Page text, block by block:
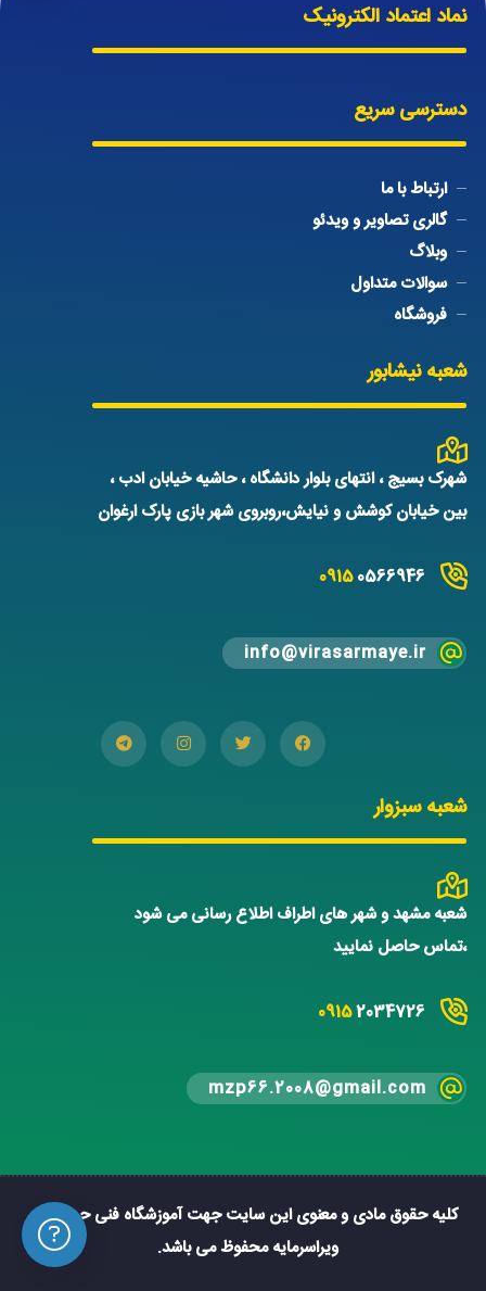
نماد اعتماد الکترونیک
دسترسی سریع
ارتباط با ما
گالری تصاویر و ویدئو
وبلاگ
سوالات متداول
فروشگاه
شعبه نیشابور
شهرک بسیج ، انتهای بلوار دانشگاه ، حاشیه خیابان ادب ،
بین خیابان کوشش و نیایش،روبروی شهر بازی پارک ارغوان
09150566946
info@virasarmaye.ir
شعبه سبزوار
شعبه مشهد و شهر های اطراف اطلاع رسانی می شود
،تماس حاصل نمایید
09152034726
mzp66.2008@gmail.com
کلیه حقوق مادی و معنوی این سایت جهت آموزشگاه فنی حرفه ای
ویراسرمایه محفوظ می باشد.